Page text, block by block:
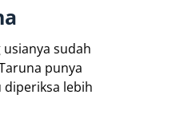
usianya sudah
punya
diperiksa lebih